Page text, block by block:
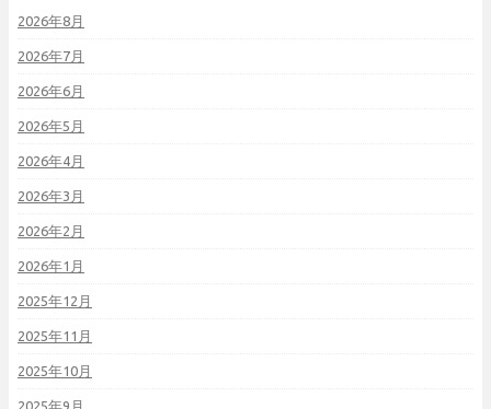
2026年8月
2026年7月
2026年6月
2026年5月
2026年4月
2026年3月
2026年2月
2026年1月
2025年12月
2025年11月
2025年10月
2025年9月